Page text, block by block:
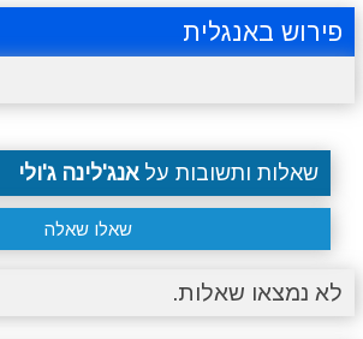
פירוש באנגלית
שאלות ותשובות עלאנג'לינה ג'ולי
שאלו שאלה
לא נמצאו שאלות.